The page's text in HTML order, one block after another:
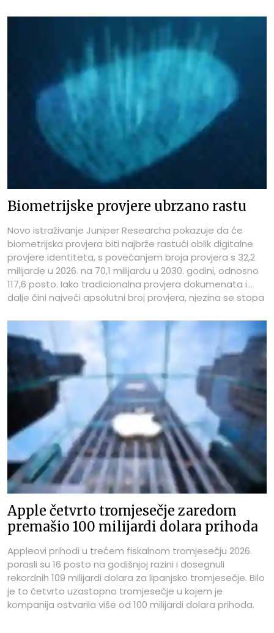
Biometrijske provjere ubrzano rastu
Novo istraživanje Juniper Researcha pokazuje da će
biometrijska provjera biti najbrže rastući oblik digitalne
provjere identiteta, s povećanjem broja provjera s 32,2
milijarde u 2026. na 70,1 milijardu u 2030. godini, odnosno
117,6 posto. Iako tradicionalna provjera dokumenata i
dalje čini najveći apsolutni broj provjera, njezina se stopa
Apple četvrto tromjesečje zaredom
premašio 100 milijardi dolara prihoda
Appleovi prihodi u trećem fiskalnom tromjesečju 2026.
porasli su 16 posto na godišnjoj razini i dosegnuli
rekordnih 109 milijardi dolara za lipanjsko tromjesečje. Bilo
je to četvrto uzastopno tromjesečje u kojem je
kompanija ostvarila više od 100 milijardi dolara prihoda.